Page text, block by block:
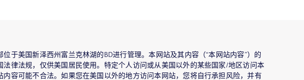
位于美国新泽西州富兰克林湖的BD进行管理。本网站及其内容（“本网站内容”）的
法律法规，仅供美国居民使用。特定个人访问或从美国以外的某些国家/地区访问本
内容可能不合法。如果您在美国以外的地方访问本网站，您将自行承担风险，并有